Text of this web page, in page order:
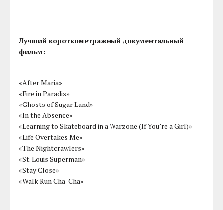
Лучший короткометражный документальный
фильм:
«After Maria»
«Fire in Paradis»
«Ghosts of Sugar Land»
«In the Absence»
«Learning to Skateboard in a Warzone (If You’re a Girl)»
«Life Overtakes Me»
«The Nightcrawlers»
«St. Louis Superman»
«Stay Close»
«Walk Run Cha-Cha»